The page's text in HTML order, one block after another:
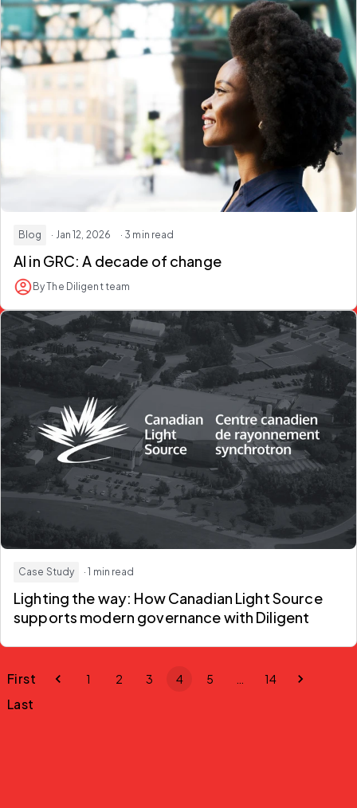
Blog · Jan 12, 2026 · 3 min read
AI in GRC: A decade of change
By The Diligent team
Case Study · 1 min read
Lighting the way: How Canadian Light Source
supports modern governance with Diligent
First 1 2 3 4 5 14
Last